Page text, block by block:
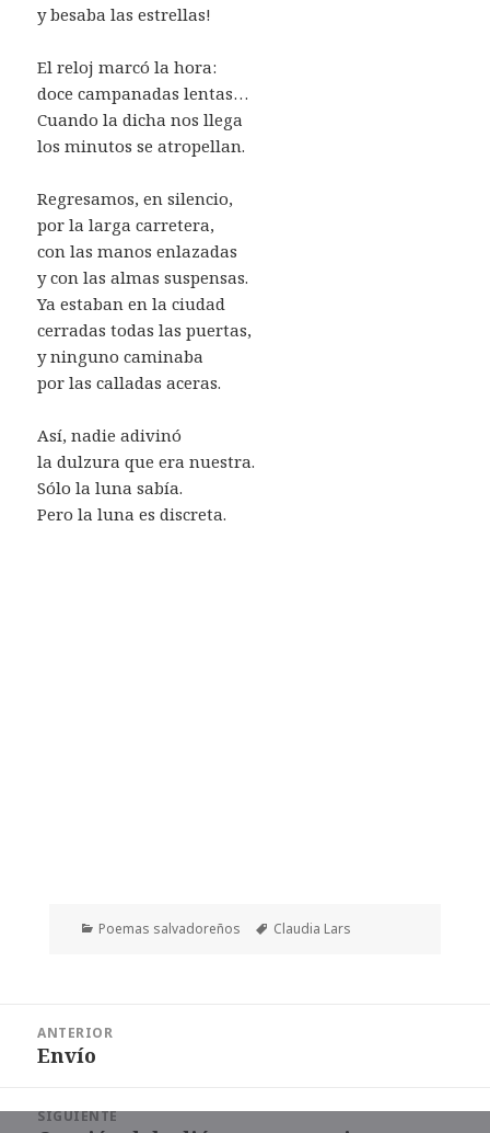
y besaba las estrellas!
El reloj marcó la hora:
doce campanadas lentas…
Cuando la dicha nos llega
los minutos se atropellan.
Regresamos, en silencio,
por la larga carretera,
con las manos enlazadas
y con las almas suspensas.
Ya estaban en la ciudad
cerradas todas las puertas,
y ninguno caminaba
por las calladas aceras.
Así, nadie adivinó
la dulzura que era nuestra.
Sólo la luna sabía.
Pero la luna es discreta.
Categorías
Poemas salvadoreños Etiquetas
Claudia Lars
entradas
ANTERIOR
Entrada
Envío
SIGUIENTE